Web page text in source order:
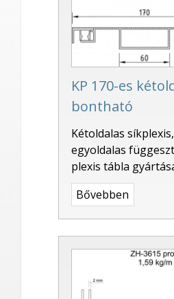
KP 170-es
bontható
Kétoldalas
egyoldalas
plexis tábla
Bővebben